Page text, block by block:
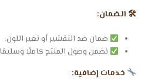
🛠 الضمان:
ضمان ضد التقشير أو تغير اللون.
نضمن وصول المنتج كاملًا
خدمات إضافية: